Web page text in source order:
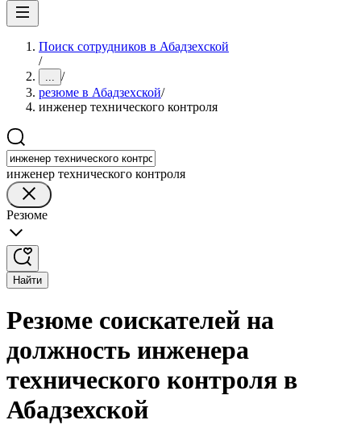
Поиск сотрудников в Абадзехской
/
... /
резюме в Абадзехской/
инженер технического контроля
инженер технического контроля
Резюме
Найти
Резюме соискателей на
должность инженера
технического контроля в
Абадзехской